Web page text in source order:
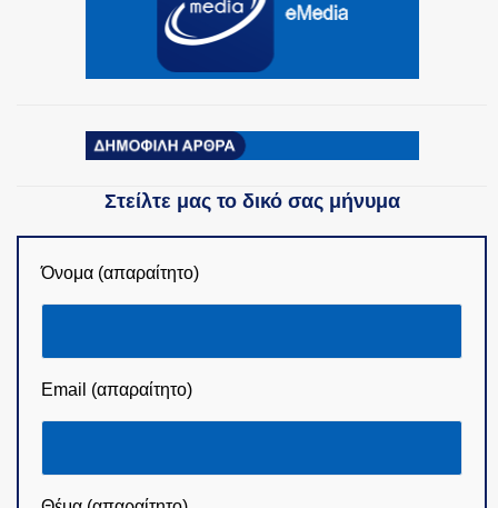
Στείλτε μας το δικό σας μήνυμα
Όνομα (απαραίτητο)
Email (απαραίτητο)